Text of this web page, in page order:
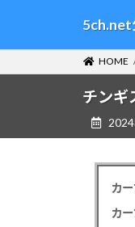
テ
ゲ
5ch.net
HOME
チンギ
カ
カ